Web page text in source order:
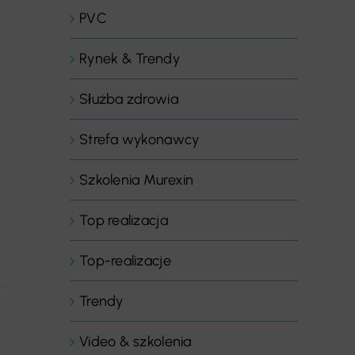
PVC
Rynek & Trendy
Służba zdrowia
Strefa wykonawcy
Szkolenia Murexin
Top realizacja
Top-realizacje
Trendy
Video & szkolenia